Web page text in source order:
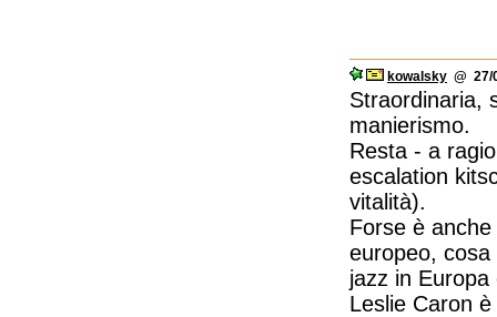
kowalsky @ 27/
Straordinaria,
manierismo.
Resta - a
escalation
vitalità).
Forse è
europeo,
jazz in
Leslie Caron